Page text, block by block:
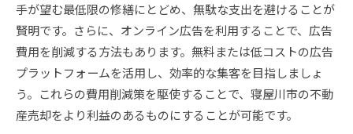
手が望む最低限の修繕にとどめ、無駄な支出を避けることが
賢明です。さらに、オンライン広告を利用することで、広告
費用を削減する方法もあります。無料または低コストの広告
プラットフォームを活用し、効率的な集客を目指しましょ
う。これらの費用削減策を駆使することで、寝屋川市の不動
産売却をより利益のあるものにすることが可能です。